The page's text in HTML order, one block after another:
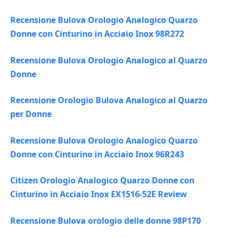
Recensione Bulova Orologio Analogico Quarzo
Donne con Cinturino in Acciaio Inox 98R272
Recensione Bulova Orologio Analogico al Quarzo
Donne
Recensione Orologio Bulova Analogico al Quarzo
per Donne
Recensione Bulova Orologio Analogico Quarzo
Donne con Cinturino in Acciaio Inox 96R243
Citizen Orologio Analogico Quarzo Donne con
Cinturino in Acciaio Inox EX1516-52E Review
Recensione Bulova orologio delle donne 98P170